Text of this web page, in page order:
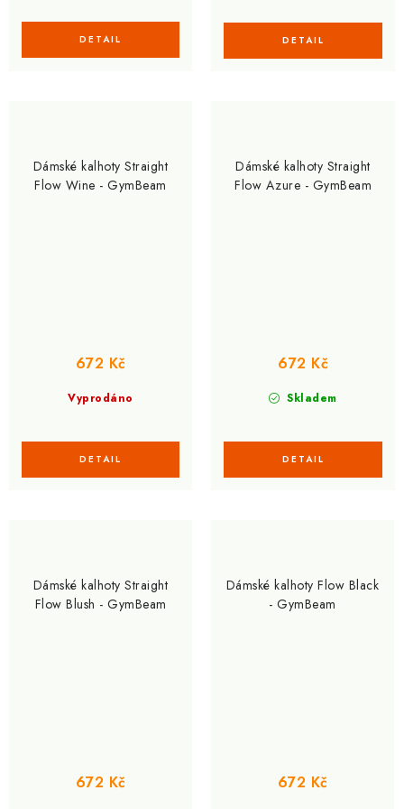
Dámské kalhoty Straight
Flow Wine - GymBeam
Vyprodáno
672 Kč
Dámské kalhoty Straight
Flow Azure - GymBeam
Skladem
672 Kč
Dámské kalhoty Straight
Flow Blush - GymBeam
672 Kč
Dámské kalhoty Flow Black
- GymBeam
672 Kč